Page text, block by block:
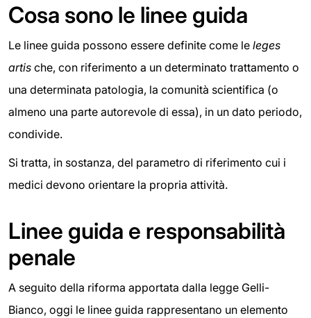
Cosa sono le linee guida
Le linee guida possono essere definite come le leges
artis che, con riferimento a un determinato trattamento o
una determinata patologia, la comunità scientifica (o
almeno una parte autorevole di essa), in un dato periodo,
condivide.
Si tratta, in sostanza, del parametro di riferimento cui i
medici devono orientare la propria attività.
Linee guida e responsabilità
penale
A seguito della riforma apportata dalla legge Gelli-
Bianco, oggi le linee guida rappresentano un elemento